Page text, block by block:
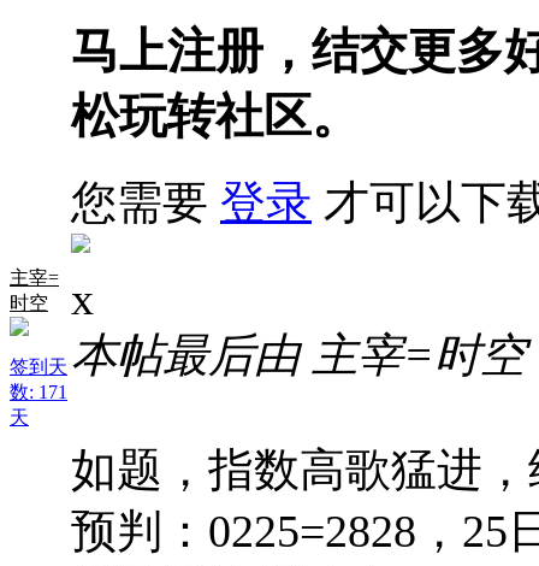
主宰=
时空
签到天
数: 171
天
马上注册，结交更多
松玩转社区。
您需要 登录 才可以下
x
本帖最后由 主宰=时空
如题，指数高歌猛进
预判：0225=2828，